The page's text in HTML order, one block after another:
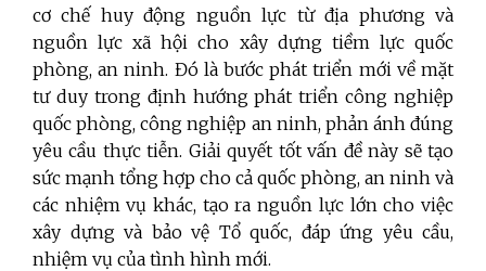
cơ chế huy động nguồn lực từ địa phương và
nguồn lực xã hội cho xây dựng tiềm lực quốc
phòng, an ninh. Đó là bước phát triển mới về mặt
tư duy trong định hướng phát triển công nghiệp
quốc phòng, công nghiệp an ninh, phản ánh đúng
yêu cầu thực tiễn. Giải quyết tốt vấn đề này sẽ tạo
sức mạnh tổng hợp cho cả quốc phòng, an ninh và
các nhiệm vụ khác, tạo ra nguồn lực lớn cho việc
xây dựng và bảo vệ Tổ quốc, đáp ứng yêu cầu,
nhiệm vụ của tình hình mới.